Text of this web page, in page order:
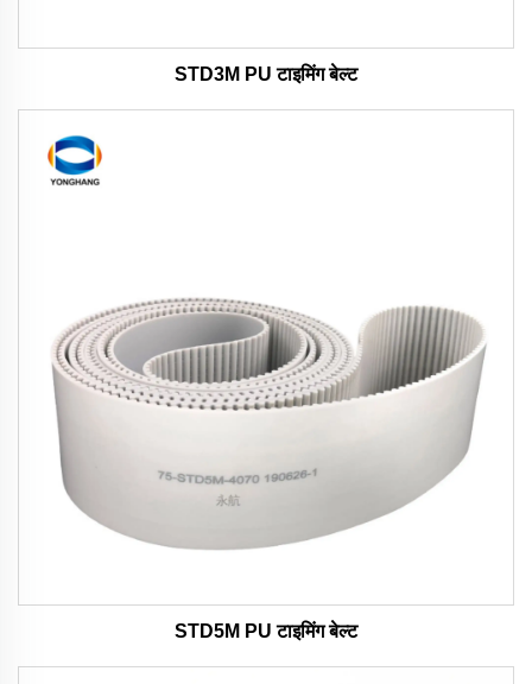
STD3M PU टाइमिंग बेल्ट
STD5M PU टाइमिंग बेल्ट